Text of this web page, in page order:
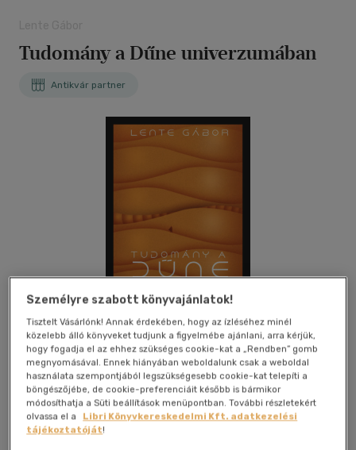
Tudomány a Dűne univerzumában
Antikvár partner
Kívánságlistához adom
Személyre szabott könyvajánlatok!
Tisztelt Vásárlónk! Annak érdekében, hogy az ízléséhez minél
közelebb álló könyveket tudjunk a figyelmébe ajánlani, arra kérjük,
hogy fogadja el az ehhez szükséges cookie-kat a „Rendben” gomb
megnyomásával. Ennek hiányában weboldalunk csak a weboldal
használata szempontjából legszükségesebb cookie-kat telepíti a
böngészőjébe, de cookie-preferenciáit később is bármikor
módosíthatja a Süti beállítások menüpontban. További részletekért
olvassa el a
Libri Könyvkereskedelmi Kft. adatkezelési
tájékoztatóját!